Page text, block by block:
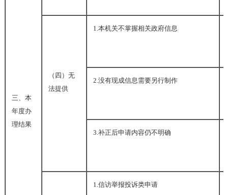
三、本
年度办
理结果
（四）无
法提供
1.本机关不掌握相关政府信息
2.没有现成信息需要另行制作
3.补正后申请内容仍不明确
1.信访举报投诉类申请